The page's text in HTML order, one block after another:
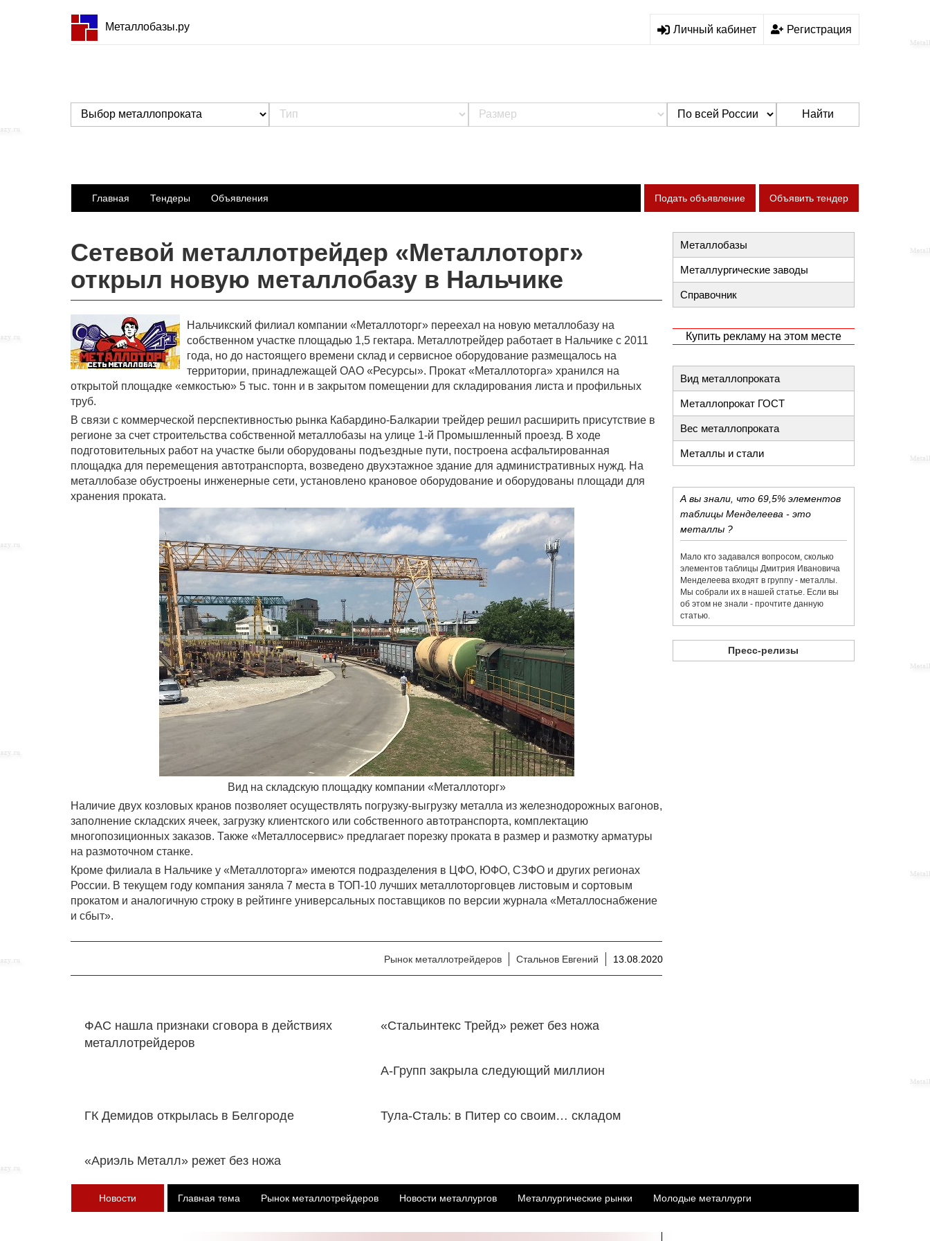
Металлобазы.ру Личный кабинет Регистрация
Найти
Главная Тендеры Объявления Подать объявление Объявить тендер
Сетевой металлотрейдер «Металлоторг»
открыл новую металлобазу в Нальчике
Нальчикский филиал компании «Металлоторг» переехал на новую металлобазу на
собственном участке площадью 1,5 гектара. Металлотрейдер работает в Нальчике с 2011
года, но до настоящего времени склад и сервисное оборудование размещалось на
территории, принадлежащей ОАО «Ресурсы». Прокат «Металлоторга» хранился на
открытой площадке «емкостью» 5 тыс. тонн и в закрытом помещении для складирования листа и профильных
труб.
В связи с коммерческой перспективностью рынка Кабардино-Балкарии трейдер решил расширить присутствие в
регионе за счет строительства собственной металлобазы на улице 1-й Промышленный проезд. В ходе
подготовительных работ на участке были оборудованы подъездные пути, построена асфальтированная
площадка для перемещения автотранспорта, возведено двухэтажное здание для административных нужд. На
металлобазе обустроены инженерные сети, установлено крановое оборудование и оборудованы площади для
хранения проката.
Вид на складскую площадку компании «Металлоторг»
Наличие двух козловых кранов позволяет осуществлять погрузку-выгрузку металла из железнодорожных вагонов,
заполнение складских ячеек, загрузку клиентского или собственного автотранспорта, комплектацию
многопозиционных заказов. Также «Металлосервис» предлагает порезку проката в размер и размотку арматуры
на размоточном станке.
Кроме филиала в Нальчике у «Металлоторга» имеются подразделения в ЦФО, ЮФО, СЗФО и других регионах
России. В текущем году компания заняла 7 места в ТОП-10 лучших металлоторговцев листовым и сортовым
прокатом и аналогичную строку в рейтинге универсальных поставщиков по версии журнала «Металлоснабжение
и сбыт».
Рынок металлотрейдеров Стальнов Евгений 13.08.2020
ФАС нашла признаки сговора в действиях
металлотрейдеров
«Стальинтекс Трейд» режет без ножа
А-Групп закрыла следующий миллион
ГК Демидов открылась в Белгороде Тула-Сталь: в Питер со своим… складом
«Ариэль Металл» режет без ножа
Металлобазы
Металлургические заводы
Справочник
Купить рекламу на этом месте
Вид металлопроката
Металлопрокат ГОСТ
Вес металлопроката
Металлы и стали
А вы знали, что 69,5% элементов
таблицы Менделеева - это
металлы ?
Мало кто задавался вопросом, сколько
элементов таблицы Дмитрия Ивановича
Менделеева входят в группу - металлы.
Мы собрали их в нашей статье. Если вы
об этом не знали - прочтите данную
статью.
Пресс-релизы
Новости Главная тема Рынок металлотрейдеров Новости металлургов Металлургические рынки Молодые металлурги